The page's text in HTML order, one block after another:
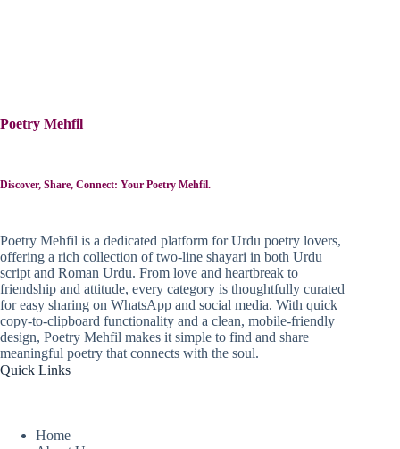
Poetry Mehfil
Discover, Share, Connect: Your Poetry Mehfil.
Poetry Mehfil is a dedicated platform for Urdu poetry lovers,
offering a rich collection of two-line shayari in both Urdu
script and Roman Urdu. From love and heartbreak to
friendship and attitude, every category is thoughtfully curated
for easy sharing on WhatsApp and social media. With quick
copy-to-clipboard functionality and a clean, mobile-friendly
design, Poetry Mehfil makes it simple to find and share
meaningful poetry that connects with the soul.
Quick Links
Home